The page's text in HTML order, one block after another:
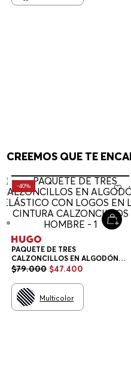
CREEMOS QUE TE
-40%
PAQUETE DE TRES
CALZONCILLOS EN ALGODÓN
ELÁSTICO CON LOGOS EN LA
HOMBRE
$79.000 $47.400
Multicolor